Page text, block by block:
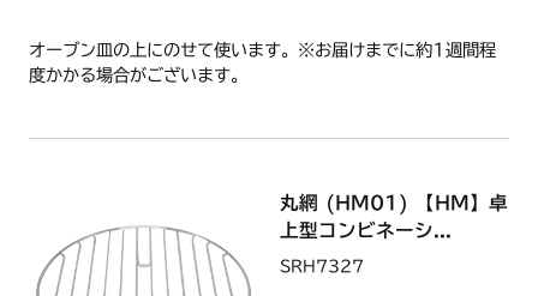
オーブン皿の上にのせて使います。※お届けまでに約1週間程
度かかる場合がございます。
丸網 (HM01) 【HM】卓
上型コンビネーシ...
SRH7327